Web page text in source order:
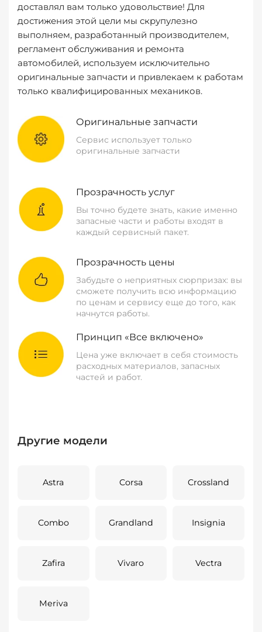
доставлял вам только удовольствие! Для
достижения этой цели мы скрупулезно
выполняем, разработанный производителем,
регламент обслуживания и ремонта
автомобилей, используем исключительно
оригинальные запчасти и привлекаем к работам
только квалифицированных механиков.
Оригинальные запчасти
Сервис использует только
оригинальные запчасти
Прозрачность услуг
Вы точно будете знать, какие именно
запасные части и работы входят в
каждый сервисный пакет.
Прозрачность цены
Забудьте о неприятных сюрпризах: вы
сможете получить всю информацию
по ценам и сервису еще до того, как
начнутся работы.
Принцип «Все включено»
Цена уже включает в себя стоимость
расходных материалов, запасных
частей и работ.
Другие модели
Astra Corsa Crossland
Combo Grandland Insignia
Zafira Vivaro Vectra
Meriva